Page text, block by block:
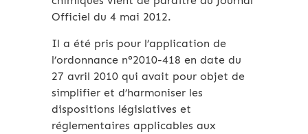
Officiel du 4 mai 2012.
Il a été pris pour l’application de
l’ordonnance n°2010-418 en date du
27 avril 2010 qui avait pour objet de
simplifier et d’harmoniser les
dispositions législatives et
réglementaires applicables aux